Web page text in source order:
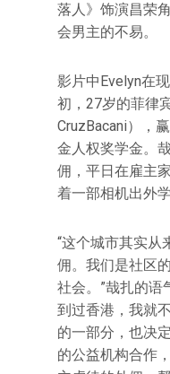
落人》饰演昌荣
会男主的不易。
影片中Evelyn在
初，27岁的菲律
CruzBacani），
金人权奖学金。
佣，平日在雇主
着一部相机出外学
“这个城市其实从
佣。我们是社区
社会。”哉扎的语
到过香港，我就
的一部分，也决
的公益机构合作